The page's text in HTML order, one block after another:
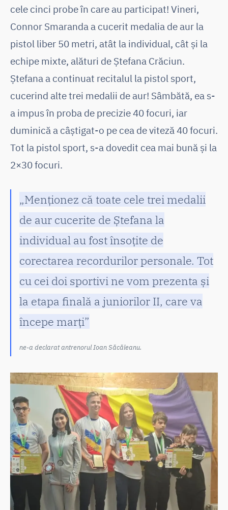
cele cinci probe în care au participat! Vineri,
Connor Smaranda a cucerit medalia de aur la
pistol liber 50 metri, atât la individual, cât și la
echipe mixte, alături de Ștefana Crăciun.
Ștefana a continuat recitalul la pistol sport,
cucerind alte trei medalii de aur! Sâmbătă, ea s-
a impus în proba de precizie 40 focuri, iar
duminică a câștigat-o pe cea de viteză 40 focuri.
Tot la pistol sport, s-a dovedit cea mai bună și la
2×30 focuri.
„Menționez că toate cele trei medalii
de aur cucerite de Ștefana la
individual au fost însoțite de
corectarea recordurilor personale. Tot
cu cei doi sportivi ne vom prezenta și
la etapa finală a juniorilor II, care va
începe marți”
ne-a declarat antrenorul Ioan Săcăleanu.